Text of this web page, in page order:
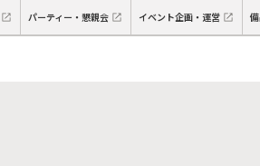
パーティー・懇親会 イベント企画・運営